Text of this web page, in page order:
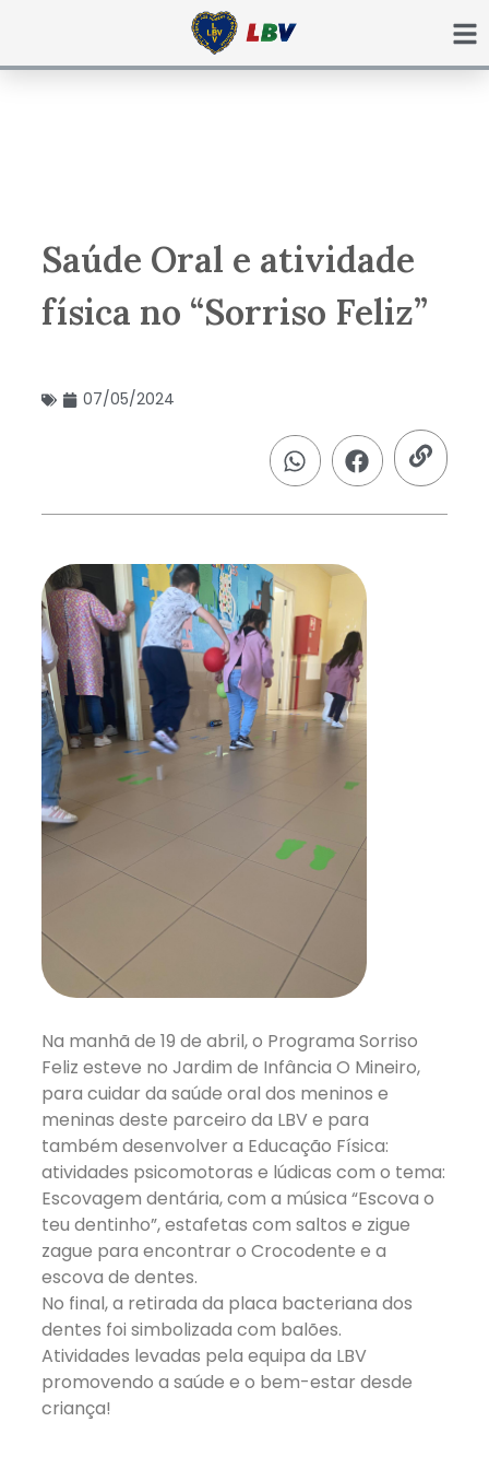
Saúde Oral e atividade
física no “Sorriso Feliz”
07/05/2024
Na manhã de 19 de abril, o Programa Sorriso
Feliz esteve no Jardim de Infância O Mineiro,
para cuidar da saúde oral dos meninos e
meninas deste parceiro da LBV e para
também desenvolver a Educação Física:
atividades psicomotoras e lúdicas com o tema:
Escovagem dentária, com a música “Escova o
teu dentinho”, estafetas com saltos e zigue
zague para encontrar o Crocodente e a
escova de dentes.
No final, a retirada da placa bacteriana dos
dentes foi simbolizada com balões.
Atividades levadas pela equipa da LBV
promovendo a saúde e o bem-estar desde
criança!